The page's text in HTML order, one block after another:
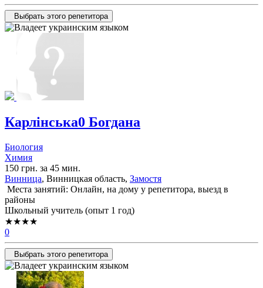
Выбрать этого репетитора
Карлінська0 Богдана
Биология
Химия
150 грн. за 45 мин.
Винница, Винницкая область, Замостя
Места занятий: Онлайн, на дому у репетитора, выезд в
районы
Школьный учитель (опыт 1 год)
★★★★
0
Выбрать этого репетитора